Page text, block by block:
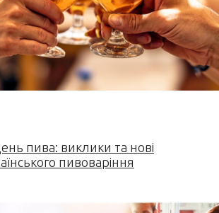
пива: виклики та нові
пивоваріння